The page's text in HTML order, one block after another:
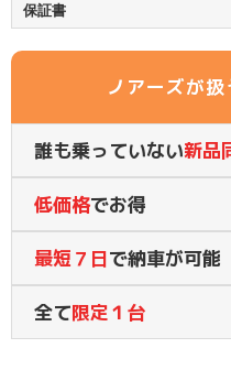
保証書
ノアーズが
誰も乗っていない新品
低価格でお得
最短７日で納車が可能
全て限定１台